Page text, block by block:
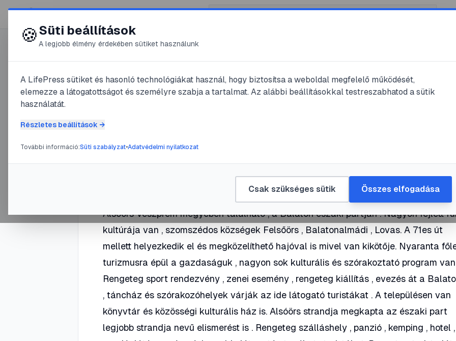
😍 LifePress
@DonFlig
Alsóörs
Alsóörs Veszprém megyében található , a Balaton északi partján . Nagyon fejlett
kultúrája van , szomszédos községek Felsőörs , Balatonalmádi , Lovas. A 71es út
mellett helyezkedik el és megközelíthető hajóval is mivel van kikötője. Nyaranta
turizmusra épül a gazdaságuk , nagyon sok kulturális és szórakoztató program van
Rengeteg sport rendezvény , zenei esemény , rengeteg kiállítás , evezés át a
, táncház és szórakozóhelyek várják az ide látogató turistákat . A településen van
könyvtár és közösségi kulturális ház is. Alsóörs strandja megkapta az északi part
legjobb strandja nevű elismerést is . Rengeteg szálláshely , panzió , kemping , hotel
🍪Süti beállítások
A legjobb élmény érdekében sütiket használunk
A LifePress sütiket és hasonló technológiákat használ, hogy biztosítsa a weboldal megfelelő működését,
elemezze a látogatottságot és személyre szabja a tartalmat. Az alábbi beállításokkal testreszabhatod a sütik
használatát.
Részletes beállítások →
További információ:Süti szabályzat•Adatvédelmi nyilatkozat
Csak szükséges sütik Összes elfogadása